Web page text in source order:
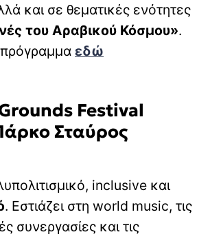
και σε θεματικές ενότητες
του Αραβικού Κόσμου».
εδώ
Festival
Σταύρος
inclusive και
. Εστιάζει στη world music, τις
συνεργασίες και τις